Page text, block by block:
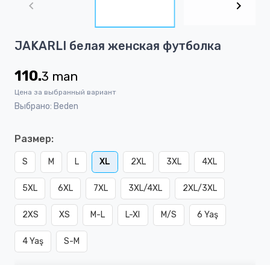
1
4
JAKARLI белая женская футболка
110.3 man
Цена за выбранный вариант
Выбрано: Beden
Размер:
S M L XL 2XL 3XL 4XL
5XL 6XL 7XL 3XL/4XL 2XL/3XL
2XS XS M-L L-Xl M/S 6 Yaş
4 Yaş S-M